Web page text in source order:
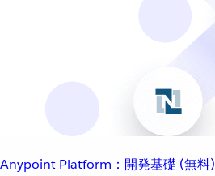
Anypoint Platform：開発基礎 (無料)